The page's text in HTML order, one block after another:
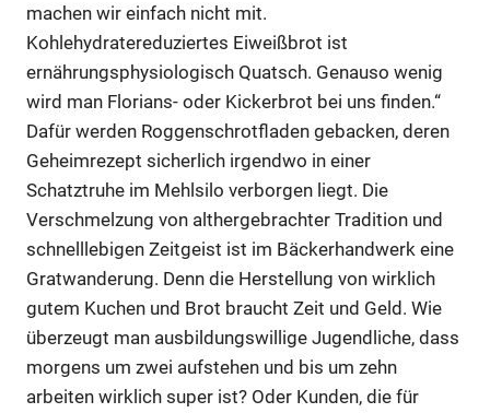
Anzeige
machen wir einfach nicht mit.
Kohlehydratereduziertes Eiweißbrot ist
ernährungsphysiologisch Quatsch. Genauso wenig
wird man Florians- oder Kickerbrot bei uns finden.“
Dafür werden Roggenschrotfladen gebacken, deren
Geheimrezept sicherlich irgendwo in einer
Schatztruhe im Mehlsilo verborgen liegt. Die
Verschmelzung von althergebrachter Tradition und
schnelllebigen Zeitgeist ist im Bäckerhandwerk eine
Gratwanderung. Denn die Herstellung von wirklich
gutem Kuchen und Brot braucht Zeit und Geld. Wie
überzeugt man ausbildungswillige Jugendliche, dass
morgens um zwei aufstehen und bis um zehn
arbeiten wirklich super ist? Oder Kunden, die für